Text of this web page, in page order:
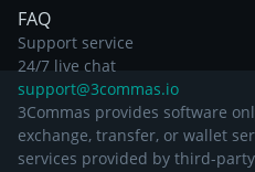
FAQ
Support service
24/7 live chat
support@3commas.io
3Commas provides software
exchange, transfer, or wallet
services provided by third-